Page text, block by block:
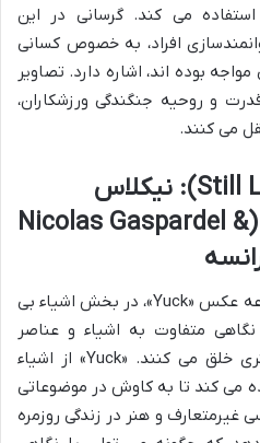
می کند. گرسانی در این
افراد، به خصوص کسانی
بوده اند، اشاره دارد. تصاویر
و روحیه جنگندگی ورزشکاران،
می کنند.
ح. اشیاء بی جان (Still Life): نیکلاس
گاسپردل و پلین بارت (Nicolas Gaspardel &
این دو عکاس فرانسوی با مجموعه عکس «Yuck»، در بخش اشیاء بی
متفاوت به اشیاء و عناصر
روزمره، تصاویری مفهومی و هنری خلق می کنند. «Yuck» از اشیاء
می کند تا به کاوش در موضوعاتی
غیرمتعارف و هنر در زندگی روزمره